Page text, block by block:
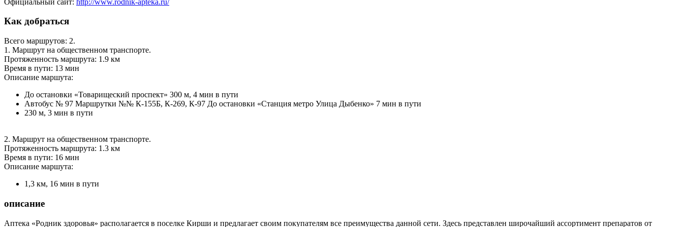
Как добраться
Всего маршрутов: 2.
1. Маршрут на общественном транспорте.
Протяженность маршрута: 1.9 км
Время в пути: 13 мин
Описание маршута:
До остановки «Товарищеский проспект» 300 м, 4 мин в пути
Автобус № 97 Маршрутки №№ К-155Б, К-269, К-97 До остановки «Станция метро Улица Дыбенко» 7 мин в пути
230 м, 3 мин в пути
2. Маршрут на общественном транспорте.
Протяженность маршрута: 1.3 км
Время в пути: 16 мин
Описание маршута:
1,3 км, 16 мин в пути
описание
Аптека «Родник здоровья» располагается в поселке Кирши и предлагает своим покупателям все преимущества данной сети. Здесь представлен широчайший ассортимент препаратов от